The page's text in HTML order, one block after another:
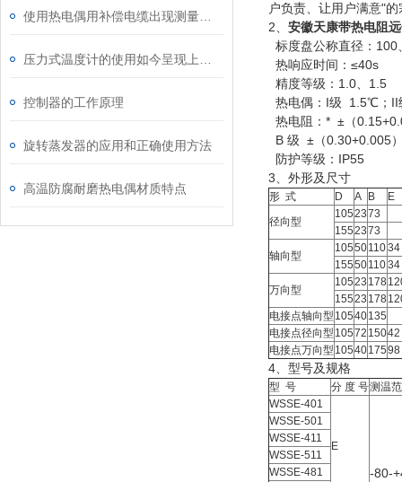
控制器的工作原理
旋转蒸发器的应用和正确使用方法
高温防腐耐磨热电偶材质特点
户负责、让用户满意"
2、 安徽天康带热电阻
标度盘公称直径：100
热响应时间：≤40s
精度等级：1.0、1.5
热电偶：I级 1.5℃；
热电阻：* ±（
B 级 ±（0.30+0.005
防护等级：IP55
3、外形及尺寸
形 式 D A B
E
径向型
1052373
1552373
轴向型
1055011034
1555011034
万向型
10523 178
15523 178
电接点轴向型 10540135
电接点径向型 10572 15042
电接点万向型 1054017598
4、型号及规格
型 号 分 度 号测温
WSSE-401
E
-80-
WSSE-501
WSSE-411
WSSE-511
WSSE-481